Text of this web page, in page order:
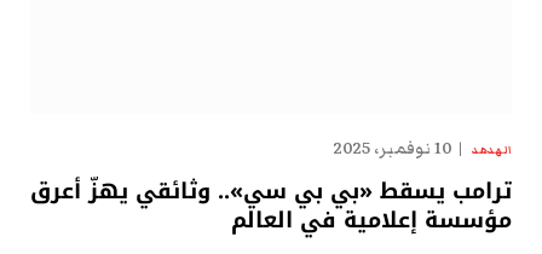
الهدهد 10 نوفمبر، 2025
ترامب يسقط «بي بي سي».. وثائقي يهزّ أعرق
مؤسسة إعلامية في العالم